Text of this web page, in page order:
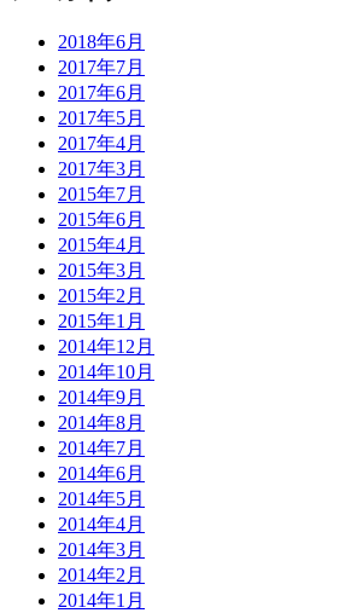
2018年6月
2017年7月
2017年6月
2017年5月
2017年4月
2017年3月
2015年7月
2015年6月
2015年4月
2015年3月
2015年2月
2015年1月
2014年12月
2014年10月
2014年9月
2014年8月
2014年7月
2014年6月
2014年5月
2014年4月
2014年3月
2014年2月
2014年1月